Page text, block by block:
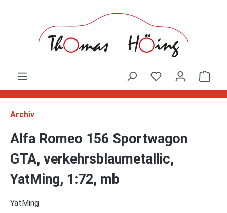
Archiv
Alfa Romeo 156 Sportwagon
GTA, verkehrsblaumetallic,
YatMing, 1:72, mb
YatMing